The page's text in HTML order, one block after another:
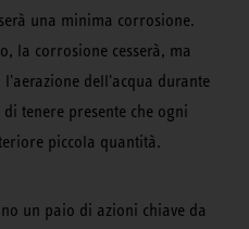
una minima corrosione.
la corrosione cesserà, ma
dell'acqua durante
tenere presente che ogni
piccola quantità.
un paio di azioni chiave da